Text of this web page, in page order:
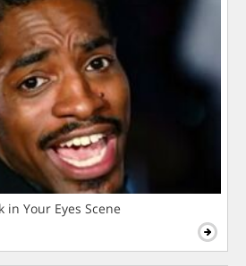
in Your Eyes Scene